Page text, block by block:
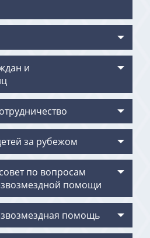
и
за рубежом
по вопросам
помощи
помощь